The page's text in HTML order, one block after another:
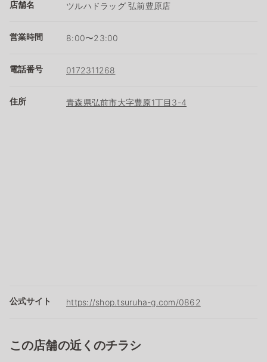
店舗名 ツルハドラッグ 弘前豊原店
営業時間 8:00〜23:00
電話番号 0172311268
住所 青森県弘前市大字豊原1丁目3-4
公式サイト https://shop.tsuruha-g.com/0862
この店舗の近くのチラシ